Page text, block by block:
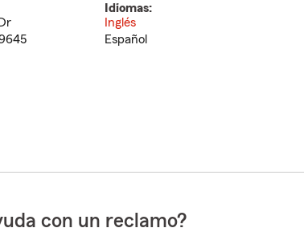
Idiomas:
Inglés
Español
con un reclamo?